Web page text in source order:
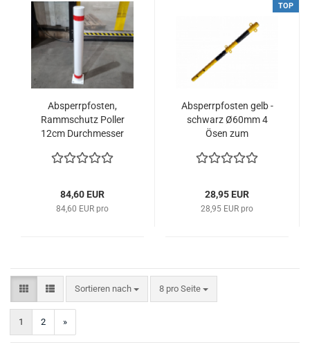
Absperrpfosten,
Rammschutz Poller
12cm Durchmesser
84,60 EUR
84,60 EUR pro
TOP
Absperrpfosten gelb -
schwarz Ø60mm 4
Ösen zum
NEU
28,95 EUR
28,95 EUR pro
Sortieren nach
Sortieren nach 8 pro Seite
pro Seite
1 2 »